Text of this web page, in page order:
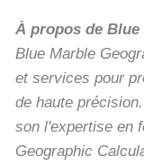
À propos de
Blue Marble
et services pour
de haute
son l'expertise en
Geographic